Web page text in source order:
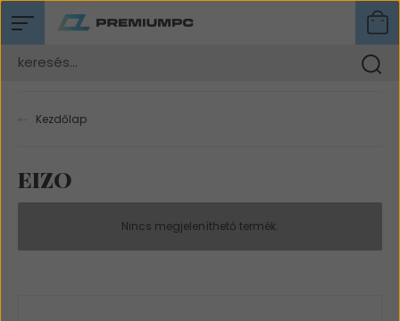
Kezdőlap
EIZO
Nincs megjeleníthető termék.